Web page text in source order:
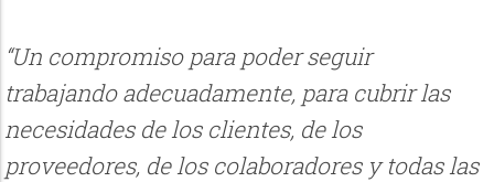
“Un compromiso para poder seguir
trabajando adecuadamente, para cubrir las
necesidades de los clientes, de los
proveedores, de los colaboradores y todas las